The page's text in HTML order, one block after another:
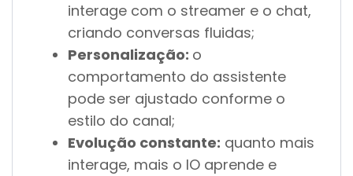
interage com o streamer e o chat,
criando conversas fluidas;
Personalização: o
comportamento do assistente
pode ser ajustado conforme o
estilo do canal;
Evolução constante: quanto mais
interage, mais o IO aprende e